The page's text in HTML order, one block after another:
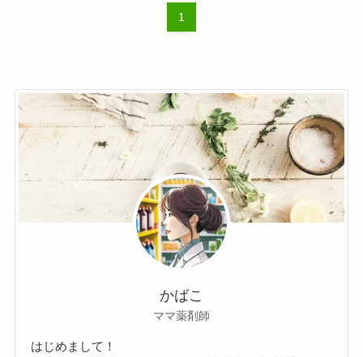
1
かばこ
ママ薬剤師
はじめまして！